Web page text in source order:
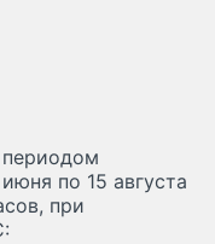
по 15 августа
при